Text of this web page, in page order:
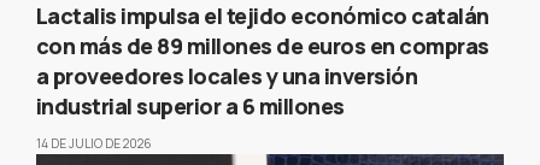
Lactalis impulsa el tejido económico catalán
con más de 89 millones de euros en compras
a proveedores locales y una inversión
industrial superior a 6 millones
14 DE JULIO DE 2026